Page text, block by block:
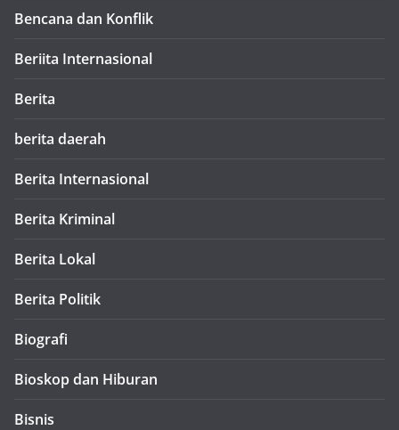
Bencana dan Konflik
Beriita Internasional
Berita
berita daerah
Berita Internasional
Berita Kriminal
Berita Lokal
Berita Politik
Biografi
Bioskop dan Hiburan
Bisnis